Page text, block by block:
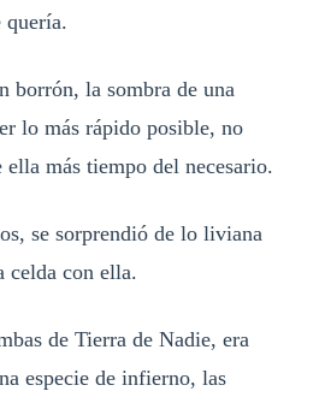
quería.
borrón, la sombra de una
lo más rápido posible, no
ella más tiempo del necesario.
se sorprendió de lo liviana
celda con ella.
de Tierra de Nadie, era
especie de infierno, las